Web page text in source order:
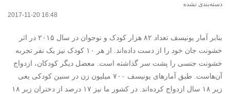
دسته‌بندی نشده
2017-11-20 16:48
بنابر آمار یونیسف تعداد ۸۲ هزار کودک و نوجوان در سال ۲۰۱۵ در اثر
خشونت جان خود را از دست داده‌اند. از هر ۱۰ کودک نیز یک نفر تجربه
خشونت جنسی را پشت سر گذاشته است. معضل دیگر کودکان، ازدواج
آن‌هاست. طبق آمارهای یونیسف ۷۰۰ میلیون زن در سنین کودکی یعی
زیر ۱۸ سال ازدواج کرده‌اند. در کشور ما نیز ۱۷ درصد از دختران زیر ۱۸